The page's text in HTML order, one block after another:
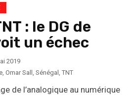
: le DG de
un échec
2019
, Omar Sall , Sénégal , TNT
de l’analogique au numérique